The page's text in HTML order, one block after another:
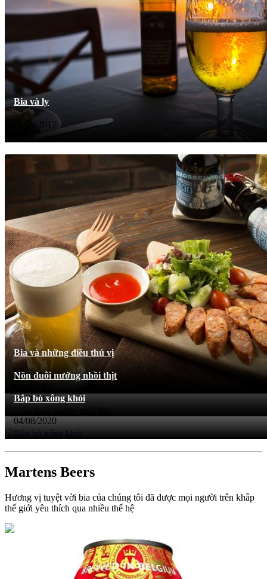
Bia và ly
08/09/2017
Bia và những điều thú vị
04/08/2020
Nõn đuôi nướng nhồi thịt
04/08/2020
Bắp bò xông khói
04/08/2020
Martens Beers
Hương vị tuyệt vời bia của chúng tôi đã được mọi người trên khắp
thế giới yêu thích qua nhiều thế hệ